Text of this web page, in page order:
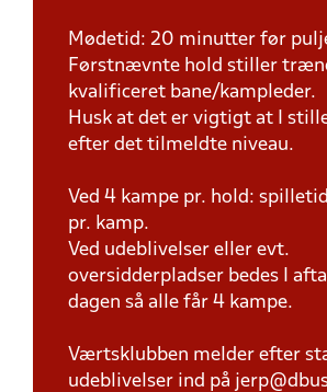
Mødetid: 20 minutter før
Førstnævnte hold stiller
kvalificeret bane/kampleder.
Husk at det er vigtigt at I
efter det tilmeldte niveau.
Ved 4 kampe pr. hold:
pr. kamp.
Ved udeblivelser eller evt.
oversidderpladser bedes I
dagen så alle får 4 kampe.
Værtsklubben melder efter
udeblivelser ind på